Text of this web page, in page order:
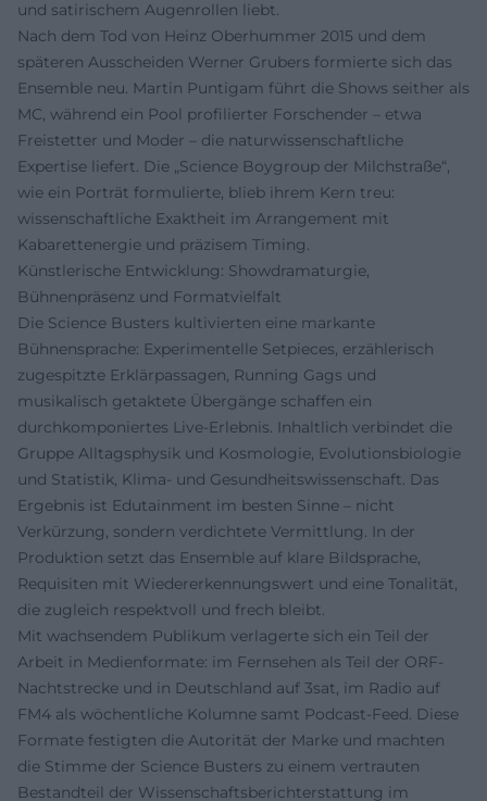
und satirischem Augenrollen liebt.
Nach dem Tod von Heinz Oberhummer 2015 und dem
späteren Ausscheiden Werner Grubers formierte sich das
Ensemble neu. Martin Puntigam führt die Shows seither als
MC, während ein Pool profilierter Forschender – etwa
Freistetter und Moder – die naturwissenschaftliche
Expertise liefert. Die „Science Boygroup der Milchstraße“,
wie ein Porträt formulierte, blieb ihrem Kern treu:
wissenschaftliche Exaktheit im Arrangement mit
Kabarettenergie und präzisem Timing.
Künstlerische Entwicklung: Showdramaturgie,
Bühnenpräsenz und Formatvielfalt
Die Science Busters kultivierten eine markante
Bühnensprache: Experimentelle Setpieces, erzählerisch
zugespitzte Erklärpassagen, Running Gags und
musikalisch getaktete Übergänge schaffen ein
durchkomponiertes Live-Erlebnis. Inhaltlich verbindet die
Gruppe Alltagsphysik und Kosmologie, Evolutionsbiologie
und Statistik, Klima- und Gesundheitswissenschaft. Das
Ergebnis ist Edutainment im besten Sinne – nicht
Verkürzung, sondern verdichtete Vermittlung. In der
Produktion setzt das Ensemble auf klare Bildsprache,
Requisiten mit Wiedererkennungswert und eine Tonalität,
die zugleich respektvoll und frech bleibt.
Mit wachsendem Publikum verlagerte sich ein Teil der
Arbeit in Medienformate: im Fernsehen als Teil der ORF-
Nachtstrecke und in Deutschland auf 3sat, im Radio auf
FM4 als wöchentliche Kolumne samt Podcast-Feed. Diese
Formate festigten die Autorität der Marke und machten
die Stimme der Science Busters zu einem vertrauten
Bestandteil der Wissenschaftsberichterstattung im